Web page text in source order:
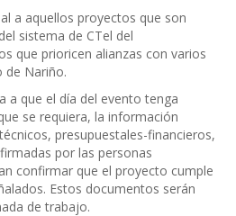
a aquellos proyectos que son
sistema de CTel del
que prioricen alianzas con varios
de Nariño.
a que el día del evento tenga
se requiera, la información
presupuestales-financieros,
por las personas
confirmar que el proyecto cumple
Estos documentos serán
de trabajo.